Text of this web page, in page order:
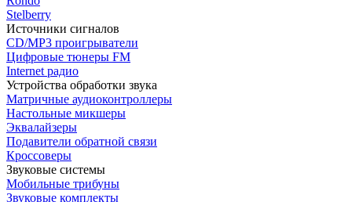
Stelberry
Источники сигналов
CD/MP3 проигрыватели
Цифровые тюнеры FM
Internet радио
Устройства обработки звука
Матричные аудиоконтроллеры
Настольные микшеры
Эквалайзеры
Подавители обратной связи
Кроссоверы
Звуковые системы
Мобильные трибуны
Звуковые комплекты